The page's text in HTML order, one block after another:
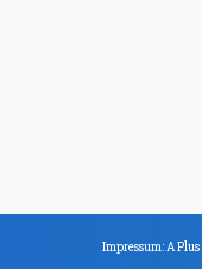
Impressum: A